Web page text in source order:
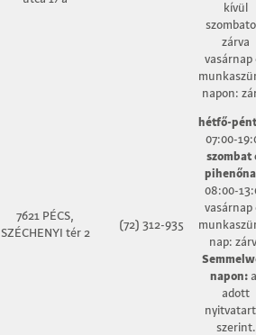
kívül
zárva
vasárnap
napon:
7621 PÉCS,
SZÉCHENYI tér 2
(72) 312-935
hétfő-
07:00-
szombat
08:00-
vasárnap
nap:
napon:
adott
szerint.